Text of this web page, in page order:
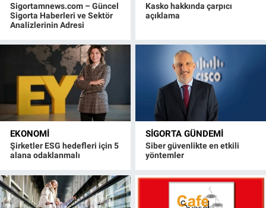
Sigortamnews.com – Güncel
Sigorta Haberleri ve Sektör
Analizlerinin Adresi
Kasko hakkında çarpıcı
açıklama
EKONOMI
Şirketler ESG hedefleri için 5
alana odaklanmalı
SIGORTA GÜNDEMI
Siber güvenlikte en etkili
yöntemler